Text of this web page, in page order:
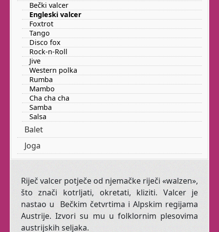
Treba li gluma Vašoj
djeci?!
Dramatuljcirazvijaju kod
Vaših malenih
koncentraciju, suradnju, empatiju i
komunikativnost.
život!
ženstvenost
Bečki valcer
Engleski valcer
Foxtrot
Tango
Disco fox
Rock-n-Roll
Jive
Western polka
Rumba
Mambo
Cha cha cha
Samba
Salsa
Balet
Joga
Riječ valcer potječe od njemačke riječi «walzen»,
što znači kotrljati, okretati, kliziti. Valcer je
nastao u Bečkim četvrtima i Alpskim regijama
Austrije. Izvori su mu u folklornim plesovima
austrijskih seljaka.